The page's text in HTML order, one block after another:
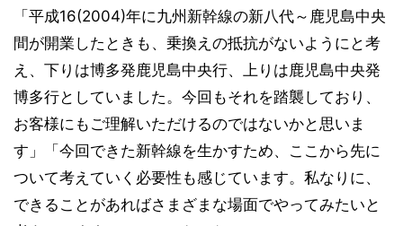
「平成16(2004)年に九州新幹線の新八代～鹿児島中央
間が開業したときも、乗換えの抵抗がないようにと考
え、下りは博多発鹿児島中央行、上りは鹿児島中央発
博多行としていました。今回もそれを踏襲しており、
お客様にもご理解いただけるのではないかと思いま
す」「今回できた新幹線を生かすため、ここから先に
ついて考えていく必要性も感じています。私なりに、
できることがあればさまざまな場面でやってみたいと